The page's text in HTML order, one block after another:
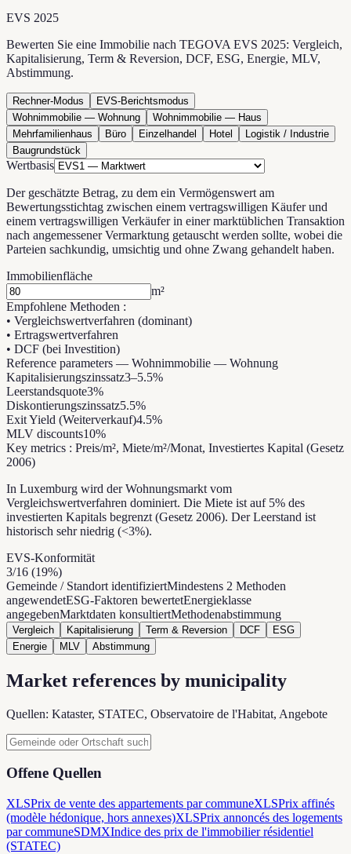
EVS 2025
Bewerten Sie eine Immobilie nach TEGOVA EVS 2025: Vergleich,
Kapitalisierung, Term & Reversion, DCF, ESG, Energie, MLV,
Abstimmung.
Rechner-Modus
EVS-Berichtsmodus
Wohnimmobilie — Wohnung
Wohnimmobilie — Haus
Mehrfamilienhaus
Büro Einzelhandel Hotel
Logistik / Industrie
Baugrundstück
Wertbasis
Der geschätzte Betrag, zu dem ein Vermögenswert am
Bewertungsstichtag zwischen einem vertragswilligen Käufer und
einem vertragswilligen Verkäufer in einer marktüblichen Transaktion
nach angemessener Vermarktung getauscht werden sollte, wobei die
Parteien sachkundig, umsichtig und ohne Zwang gehandelt haben.
Immobilienfläche
m²
Empfohlene Methoden :
• Vergleichswertverfahren (dominant)
• Ertragswertverfahren
• DCF (bei Investition)
Reference parameters — Wohnimmobilie — Wohnung
Kapitalisierungszinssatz3–5.5%
Leerstandsquote3%
Diskontierungszinssatz5.5%
Exit Yield (Weiterverkauf)4.5%
MLV discounts10%
Key metrics : Preis/m², Miete/m²/Monat, Investiertes Kapital (Gesetz
2006)
In Luxemburg wird der Wohnungsmarkt vom
Vergleichswertverfahren dominiert. Die Miete ist auf 5% des
investierten Kapitals begrenzt (Gesetz 2006). Der Leerstand ist
historisch sehr niedrig (<3%).
EVS-Konformität
3/16 (19%)
Gemeinde / Standort identifiziertMindestens 2 Methoden
angewendetESG-Faktoren bewertetEnergieklasse
angegebenMarktdaten konsultiertMethodenabstimmung
Vergleich Kapitalisierung Term & Reversion DCF
ESG
Energie
MLV Abstimmung
Market references by municipality
Quellen: Kataster, STATEC, Observatoire de l'Habitat, Angebote
Offene Quellen
XLSPrix de vente des appartements par communeXLSPrix affinés
(modèle hédonique, hors annexes)XLSPrix annoncés des logements
par communeSDMXIndice des prix de l'immobilier résidentiel
(STATEC)